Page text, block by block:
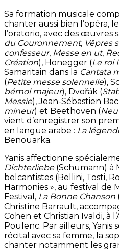
Sa formation musicale
chanter aussi bien l’opéra,
l’oratorio, avec des œuvres
du Couronnement, Vêpres
confesseur, Messe en ut,
Création), Honegger (Le roi
Samaritain dans la Cantata
(Petite messe solennelle),
bémol majeur), Dvořák (
Messie), Jean-Sébastien
mineur) et Beethoven (
vient d’enregistrer son
en langue arabe : La
Benouarka.
Yanis affectionne
Dichterliebe(Schumann) à
belcantistes (Bellini, Tosti,
Harmonies », au festival de
Festival, La Bonne Chanson
Christine Barrault,
Cohen et Christian Ivaldi, à
Poulenc. Par ailleurs,
récital avec sa femme, la
chanter notamment les